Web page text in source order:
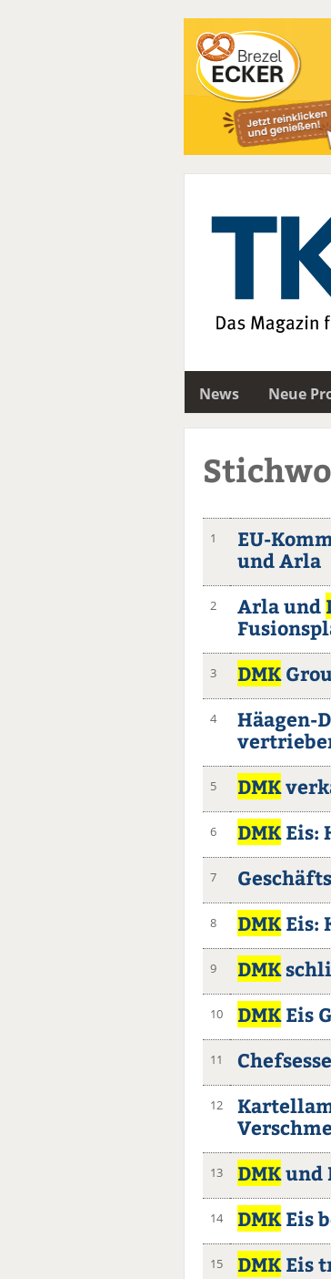
News Neue
1 EU-
und Arla
2 Arla und
3 DMK
4 Häagen-
5 DMK
6 DMKEis:
7
8 DMKEis:
9 DMK
10 DMKEis
11
12
13 DMKund
14 DMKEis
15 DMKEis